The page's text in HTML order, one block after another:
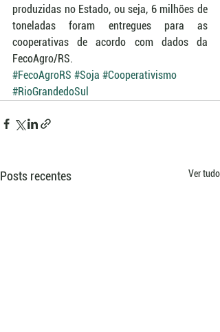
produzidas no Estado, ou seja, 6 milhões de
toneladas foram entregues para as
cooperativas de acordo com dados da
FecoAgro/RS.
#FecoAgroRS #Soja #Cooperativismo
#RioGrandedoSul
Posts recentes Ver tudo